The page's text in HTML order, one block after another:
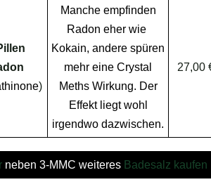
)
Manche empfinden
Radon eher wie
Kokain, andere spüren
mehr eine Crystal
Meths Wirkung. Der
Effekt liegt wohl
irgendwo dazwischen.
27,00
neben 3-MMC weiteres Badesalz kaufen